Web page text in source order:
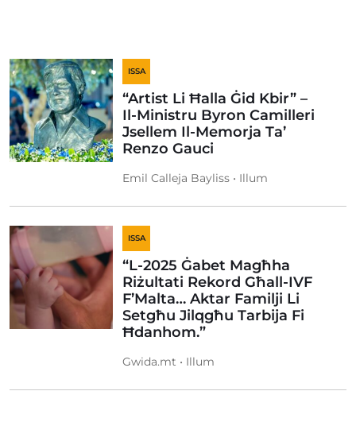
ISSA
“Artist Li Ħalla Ġid Kbir” –
Il-Ministru Byron Camilleri
Jsellem Il-Memorja Ta’
Renzo Gauci
Emil Calleja Bayliss • Illum
ISSA
“L-2025 Ġabet Magħha
Riżultati Rekord Għall-IVF
F’Malta… Aktar Familji Li
Setgħu Jilqgħu Tarbija Fi
Ħdanhom.”
Gwida.mt • Illum